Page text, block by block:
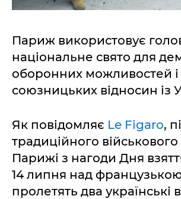
Париж використовує
національне свято для
оборонних можливостей і
союзницьких відносин із
Як повідомляє Le Figaro,
традиційного
Парижі з нагоди Дня
14 липня над
пролетять два українські